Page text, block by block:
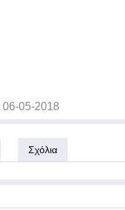
06-05-2018
Σχόλια